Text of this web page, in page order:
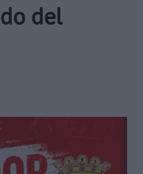
del